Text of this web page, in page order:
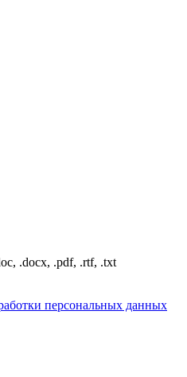
.docx, .pdf, .rtf, .txt
персональных данных